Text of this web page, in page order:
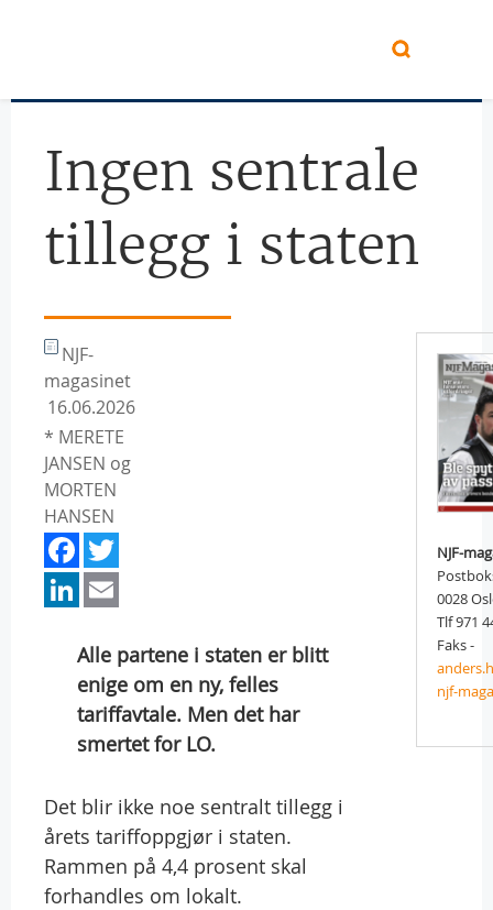
Ingen sentrale
tillegg i staten
NJF-
magasinet
16.06.2026
* MERETE
JANSEN og
MORTEN
HANSEN
Facebook
LinkedIn
Alle partene i staten er blitt
enige om en ny, felles
tariffavtale. Men det har
smertet for LO.
Det blir ikke noe sentralt tillegg i
årets tariffoppgjør i staten.
Rammen på 4,4 prosent skal
forhandles om lokalt.
NJF-
0028
Tlf 971
Faks -
njf-